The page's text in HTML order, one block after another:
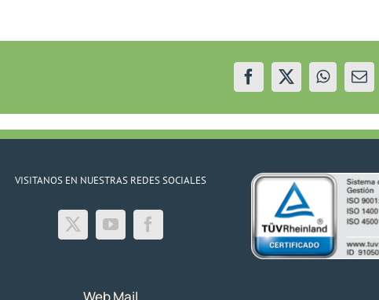
en
VISITANOS EN NUESTRAS REDES SOCIALES
Web Mail